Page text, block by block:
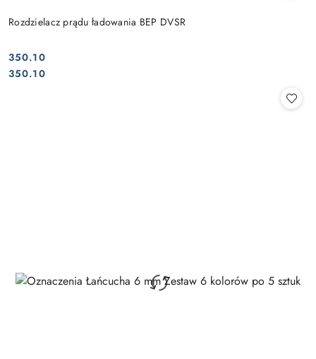
Rozdzielacz prądu ładowania BEP DVSR
Cena:
350.10
Cena:
350.10